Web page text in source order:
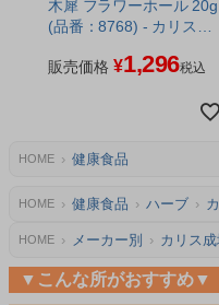
木犀 フラワーホール 20g
(品番：8768) - カリス成
販売価格 ¥1,296税込
HOME 健康食品
HOME 健康食品 ハーブ
HOME メーカー別 カリス
▼こんな所がおすすめ▼